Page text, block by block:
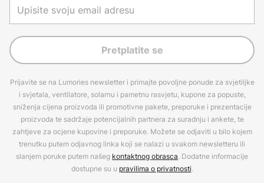
Pretplatite se
Prijavite se na Lumories newsletter i primajte povoljne ponude za svjetiljke
i svjetala, ventilatore, solarnu i pametnu rasvjetu, kupone za popuste,
sniženja cijena proizvoda ili promotivne pakete, preporuke i prezentacije
proizvoda te sadržaje potencijalnih partnera za suradnju i ankete, te
zahtjeve za ocjene kupovine i preporuke. Možete se odjaviti u bilo kojem
trenutku putem odjavnog linka koji se nalazi u svakom newsletteru ili
slanjem poruke putem našeg kontaktnog obrasca. Dodatne informacije
dostupne su u pravilima o privatnosti.